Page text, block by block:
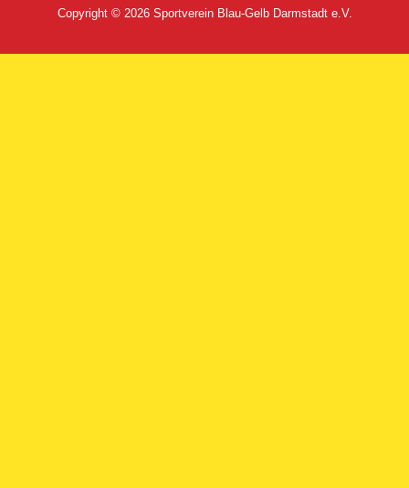
Copyright © 2026 Sportverein Blau-Gelb Darmstadt e.V.